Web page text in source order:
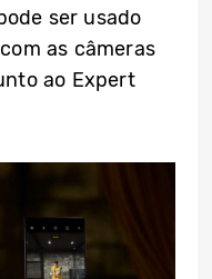
ser usado
as câmeras
ao Expert